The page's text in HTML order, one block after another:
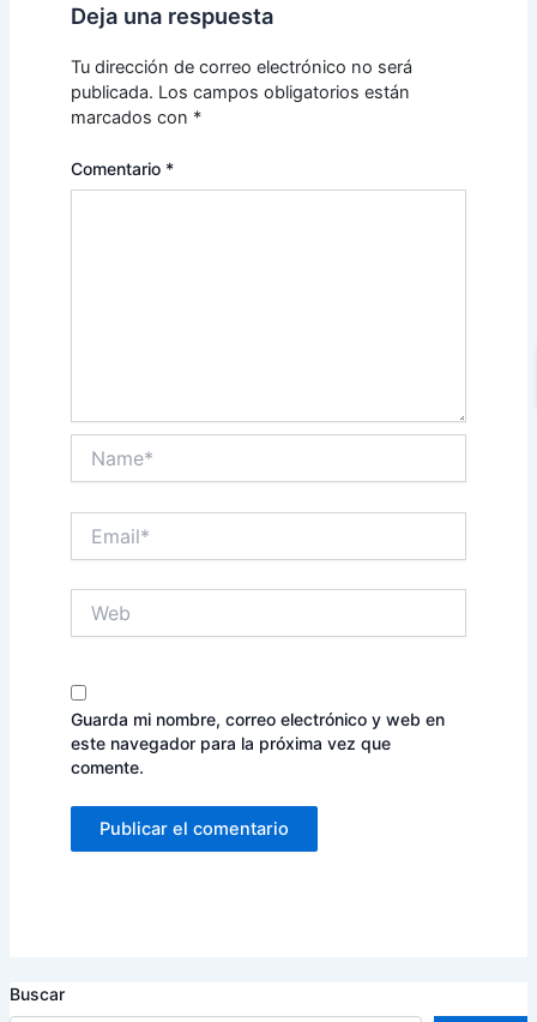
Deja una respuesta
Tu dirección de correo electrónico no será
publicada. Los campos obligatorios están
marcados con *
Comentario *
Guarda mi nombre, correo electrónico y web en
este navegador para la próxima vez que
comente.
Buscar